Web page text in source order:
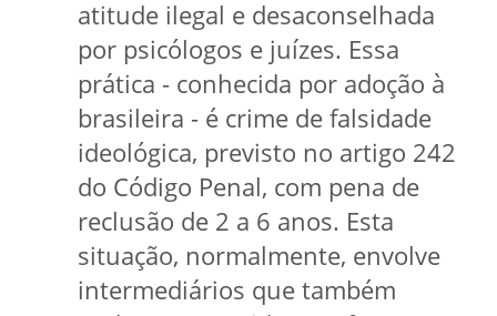
atitude ilegal e desaconselhada
por psicólogos e juízes. Essa
prática - conhecida por adoção à
brasileira - é crime de falsidade
ideológica, previsto no artigo 242
do Código Penal, com pena de
reclusão de 2 a 6 anos. Esta
situação, normalmente, envolve
intermediários que também